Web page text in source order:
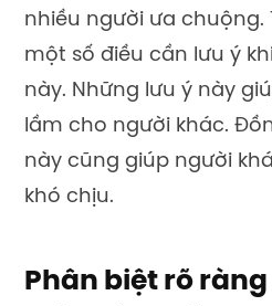
nhiều người ưa chuộng.
một số điều cần lưu ý
này. Những lưu ý này
lầm cho người khác.
này cũng giúp người
khó chịu.
Phân biệt rõ